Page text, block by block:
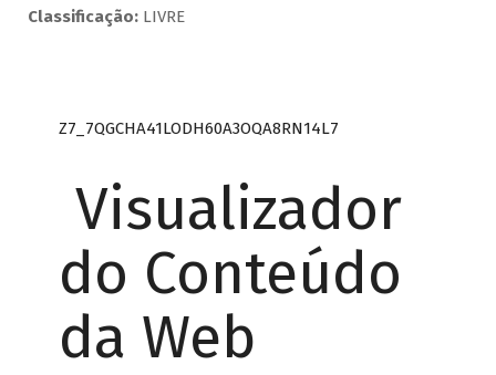
Classificação:LIVRE
Z7_7QGCHA41LODH60A3OQA8RN14L7
Visualizador
do Conteúdo
da Web